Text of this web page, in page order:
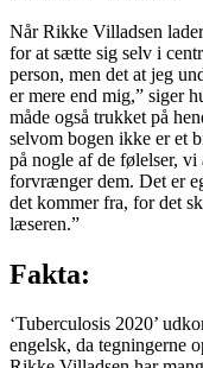
Når Rikke Villadsen
for at sætte sig selv i
person, men det at jeg
er mere end mig,” siger
måde også trukket på
selvom bogen ikke er et
på nogle af de følelser, vi
forvrænger dem. Det er
det kommer fra, for det
læseren.”
Fakta:
‘Tuberculosis 2020’
engelsk, da tegningerne